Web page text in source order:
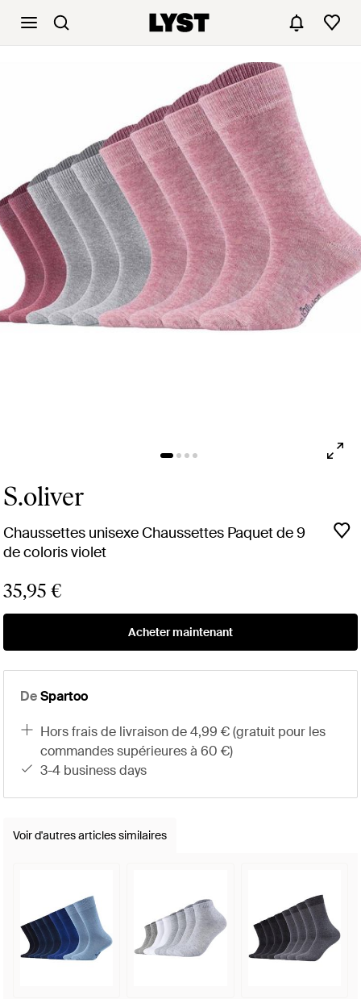
S.oliver
Chaussettes unisexe Chaussettes Paquet de 9
de coloris violet
35,95 €
Acheter maintenant
DeSpartoo
hors frais de livraison de 4,99 € (gratuit pour les
commandes supérieures à 60 €)
3-4 business days
Voir d'autres articles similaires